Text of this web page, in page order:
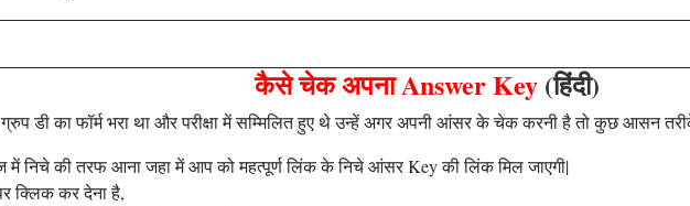
कैसे चेक अपना Answer Key (हिंदी)
ग्रुप डी का फॉर्म भरा था और परीक्षा में सम्मिलित हुए थे उन्हें अगर अपनी आंसर के चेक करनी है तो कुछ
निचे की तरफ आना जहा में आप को महत्पूर्ण लिंक के निचे आंसर Key की लिंक मिल जाएगी|
क्लिक कर देना है,